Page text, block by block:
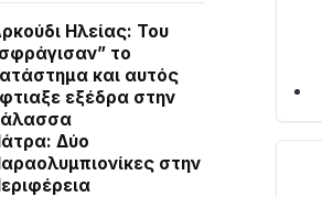
Ηλείας: Του
το
και αυτός
εξέδρα στην
Δύο
στην